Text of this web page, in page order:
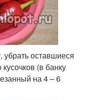
убрать оставшиеся
(в банку
на 4 – 6